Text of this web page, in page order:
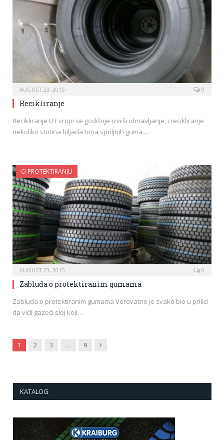
AUGUST 23, 2015 0
Recikliranje
Recikliranje U Evropi se godišnje izvrši obnavljanje, i recikliranje
nekoliko stotina hiljada tona spoljnih guma.…
O PROTEKTIRANJU
AUGUST 23, 2015 0
Zabluda o protektiranim gumama
Zabluda o protektiranim gumama Verovatno je svako bio u prilici
da vidi gazeći sloj koji…
1 2 3 … 9 Next
KATALOG